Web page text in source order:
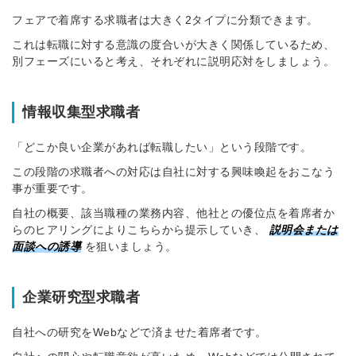
フェアで着席する求職者は大きく2タイプに分類できます。
これは転職に対する意識の度合いが大きく関係しているため、
別フェーズにいると考え、それぞれに説明応対をしましょう。
情報収集型求職者
「どこか良い企業があれば転職したい」という段階です。
この段階の求職者への対応は自社に対する興味喚起をおこなう
事が重要です。
自社の概要、該当職種の業務内容、他社との優位点を着席者か
らのヒアリングによりこちらから提示していき、 説明会または
面談への誘導を狙いましょう。
企業研究型求職者
自社への研究をWebなどで済ませた着席者です。
メールアドレス
ログインする
パスワードをお忘れですか？
他サービスIDでログイン
採用にまつ
採用に役立
※ログインIDとな